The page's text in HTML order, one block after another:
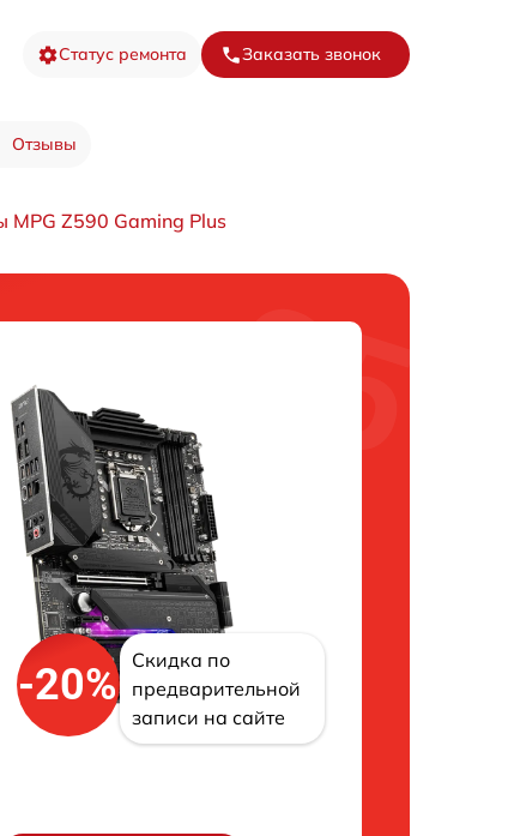
Статус ремонта Заказать звонок
Отзывы
MPG Z590 Gaming Plus
-20%
Скидка по
предварительной
записи на сайте